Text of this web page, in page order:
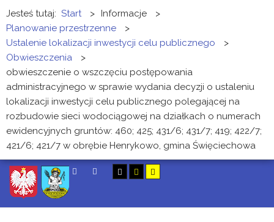
Jesteś tutaj: Start > Informacje
>
Planowanie przestrzenne
>
Ustalenie lokalizacji inwestycji celu publicznego
>
Obwieszczenia
>
obwieszczenie o wszczęciu postępowania
administracyjnego w sprawie wydania decyzji o ustaleniu
lokalizacji inwestycji celu publicznego polegającej na
rozbudowie sieci wodociągowej na działkach o numerach
ewidencyjnych gruntów: 460; 425; 431/6; 431/7; 419; 422/7;
421/6; 421/7 w obrębie Henrykowo, gmina Święciechowa